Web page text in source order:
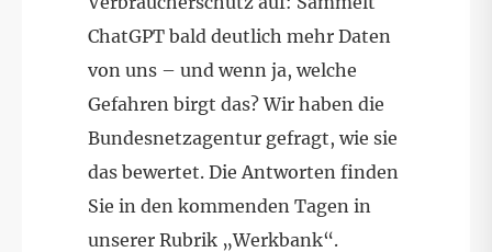
ChatGPT bald deutlich mehr Daten
von uns – und wenn ja, welche
Gefahren birgt das? Wir haben die
Bundesnetzagentur gefragt, wie sie
das bewertet. Die Antworten finden
Sie in den kommenden Tagen in
unserer Rubrik „Werkbank“.